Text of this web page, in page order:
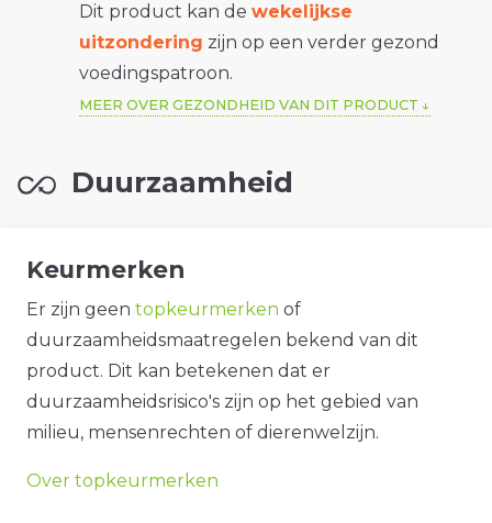
Dit product kan de wekelijkse
uitzondering zijn op een verder gezond
voedingspatroon.
MEER OVER GEZONDHEID VAN DIT PRODUCT
Duurzaamheid
Keurmerken
Er zijn geen topkeurmerken of
duurzaamheidsmaatregelen bekend van dit
product. Dit kan betekenen dat er
duurzaamheidsrisico's zijn op het gebied van
milieu, mensenrechten of dierenwelzijn.
Over topkeurmerken